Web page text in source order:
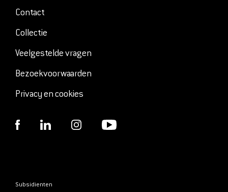
Contact
Collectie
Veelgestelde vragen
Bezoekvoorwaarden
Privacy en cookies
Subsidienten